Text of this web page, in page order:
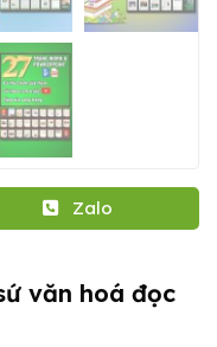
Zalo
văn hoá đọc